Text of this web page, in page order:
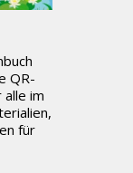
QR-
im
für